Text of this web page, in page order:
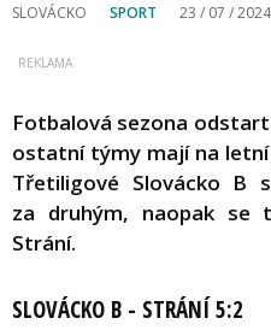
SLOVÁCKO SPORT 23 / 07 / 2024
Fotbalová sezona
ostatní týmy mají na
Třetiligové Slovácko B
za druhým, naopak se
Strání.
SLOVÁCKO B - STRÁNÍ 5:2